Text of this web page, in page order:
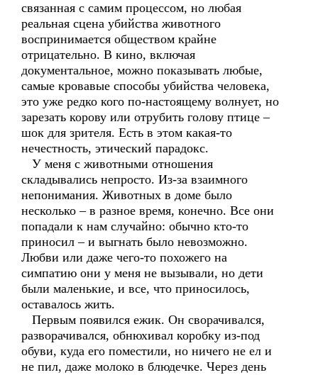
связанная с самим процессом, но любая
реальная сцена убийства животного
воспринимается обществом крайне
отрицательно. В кино, включая
документальное, можно показывать любые,
самые кровавые способы убийства человека,
это уже редко кого по-настоящему волнует, но
зарезать корову или отрубить голову птице –
шок для зрителя. Есть в этом какая-то
нечестность, этический парадокс.
У меня с животными отношения
складывались непросто. Из-за взаимного
непонимания. Животных в доме было
несколько – в разное время, конечно. Все они
попадали к нам случайно: обычно кто-то
приносил – и выгнать было невозможно.
Любви или даже чего-то похожего на
симпатию они у меня не вызывали, но дети
были маленькие, и все, что приносилось,
оставалось жить.
Первым появился ежик. Он сворачивался,
разворачивался, обнюхивал коробку из-под
обуви, куда его поместили, но ничего не ел и
не пил, даже молоко в блюдечке. Через день